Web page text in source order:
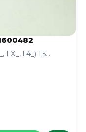
L4_) 1.5...